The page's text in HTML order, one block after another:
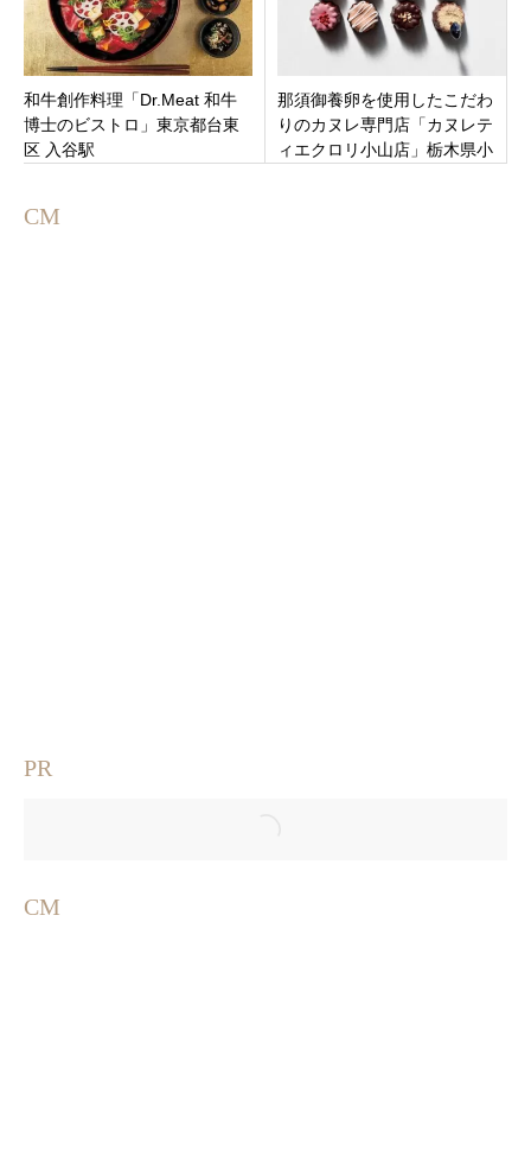
和牛創作料理「Dr.Meat 和牛
博士のビストロ」東京都台東
区 入谷駅
那須御養卵を使用したこだわ
りのカヌレ専門店「カヌレテ
ィエクロリ小山店」栃木県小
CM
PR
CM